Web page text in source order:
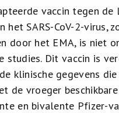
vaccin tegen de
het SARS-CoV-2-virus,
door het EMA, is niet
studies. Dit vaccin is
klinische gegevens
de vroeger beschikbare
en bivalente Pfizer-